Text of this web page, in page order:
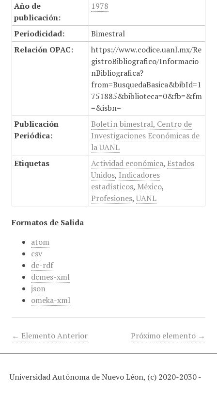
Año de
publicación:
1978
Periodicidad:
Bimestral
Relación OPAC:
https://www.codice.uanl.mx/Re
gistroBibliografico/Informacio
nBibliografica?
from=BusquedaBasica&bibId=1
751885&biblioteca=0&fb=&fm
=&isbn=
Publicación
Periódica:
Boletín bimestral, Centro de
Investigaciones Económicas de
la UANL
Etiquetas
Actividad económica, Estados
Unidos, Indicadores
estadísticos, México,
Profesiones, UANL
Formatos de Salida
atom
csv
dc-rdf
dcmes-xml
json
omeka-xml
← Elemento Anterior Próximo elemento →
Universidad Autónoma de Nuevo Léon, (c) 2020-2030 -